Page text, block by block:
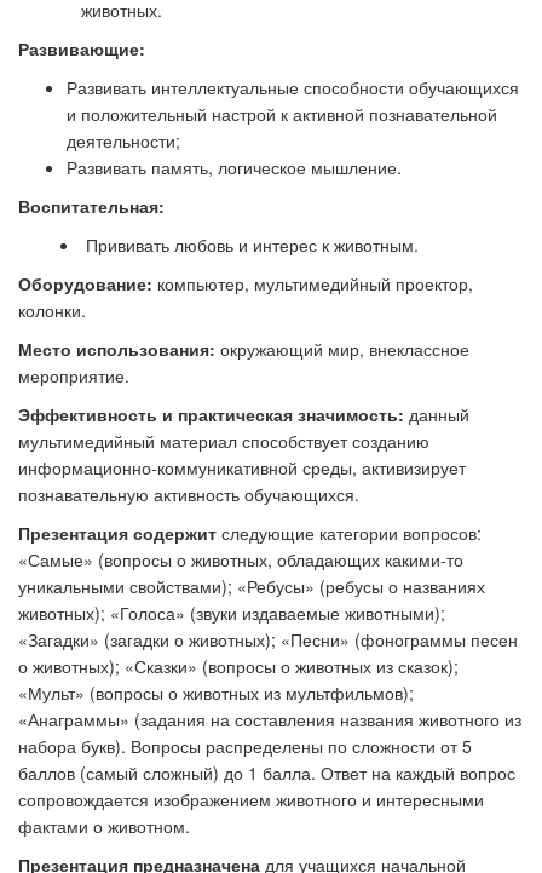
животных.
Развивающие:
Развивать интеллектуальные способности обучающихся
и положительный настрой к активной познавательной
деятельности;
Развивать память, логическое мышление.
Воспитательная:
Прививать любовь и интерес к животным.
Оборудование: компьютер, мультимедийный проектор,
колонки.
Место использования: окружающий мир, внеклассное
мероприятие.
Эффективность и практическая значимость: данный
мультимедийный материал способствует созданию
информационно-коммуникативной среды, активизирует
познавательную активность обучающихся.
Презентация содержит следующие категории вопросов:
«Самые» (вопросы о животных, обладающих какими-то
уникальными свойствами); «Ребусы» (ребусы о названиях
животных); «Голоса» (звуки издаваемые животными);
«Загадки» (загадки о животных); «Песни» (фонограммы песен
о животных); «Сказки» (вопросы о животных из сказок);
«Мульт» (вопросы о животных из мультфильмов);
«Анаграммы» (задания на составления названия животного из
набора букв). Вопросы распределены по сложности от 5
баллов (самый сложный) до 1 балла. Ответ на каждый вопрос
сопровождается изображением животного и интересными
фактами о животном.
Презентация предназначена для учащихся начальной